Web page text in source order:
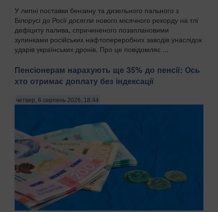
У липні поставки бензину та дизельного пального з
Білорусі до Росії досягли нового місячного рекорду на тлі
дефіциту палива, спричиненого позаплановими
зупинками російських нафтопереробних заводів унаслідок
ударів українських дронів. Про це повідомляє ...
Пенсіонерам нарахують ще 35% до пенсії: Ось
хто отримає доплату без індексації
четвер, 6 серпень 2026, 18:44